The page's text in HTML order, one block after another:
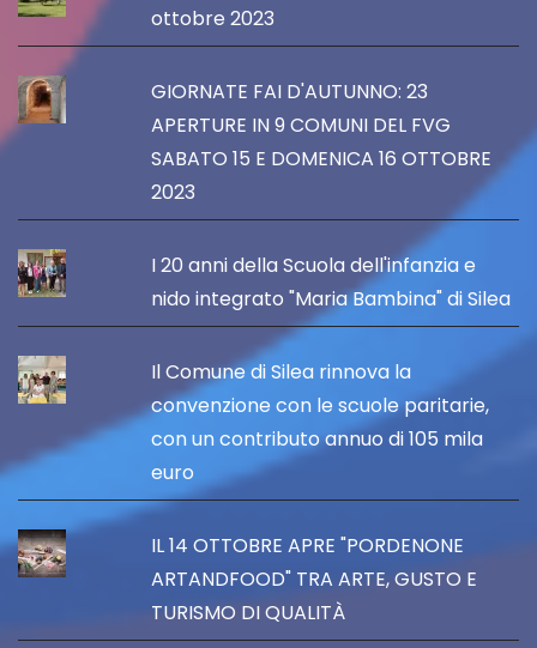
ottobre 2023
GIORNATE FAI D'AUTUNNO: 23
APERTURE IN 9 COMUNI DEL FVG
SABATO 15 E DOMENICA 16 OTTOBRE
2023
I 20 anni della Scuola dell'infanzia e
nido integrato "Maria Bambina" di Silea
Il Comune di Silea rinnova la
convenzione con le scuole paritarie,
con un contributo annuo di 105 mila
euro
IL 14 OTTOBRE APRE "PORDENONE
ARTANDFOOD" TRA ARTE, GUSTO E
TURISMO DI QUALITÀ